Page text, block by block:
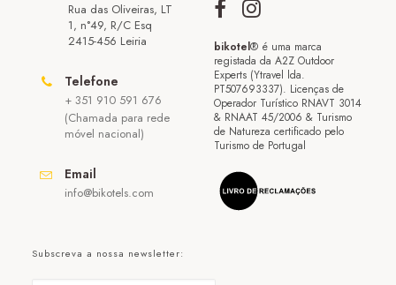
Rua das Oliveiras, LT
1, n°49, R/C Esq
2415-456 Leiria
Telefone
+ 351 910 591 676
(Chamada para rede
móvel nacional)
Email
info@bikotels.com
bikotel® é uma marca
registada da A2Z Outdoor
Experts (Ytravel lda.
PT507693337). Licenças de
Operador Turístico RNAVT 3014
& RNAAT 45/2006 & Turismo
de Natureza certificado pelo
Turismo de Portugal
Subscreva a nossa newsletter: